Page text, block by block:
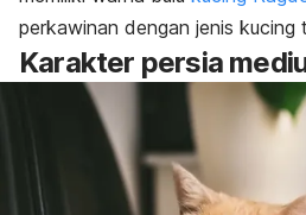
perkawinan dengan jenis kucing
Karakter persia